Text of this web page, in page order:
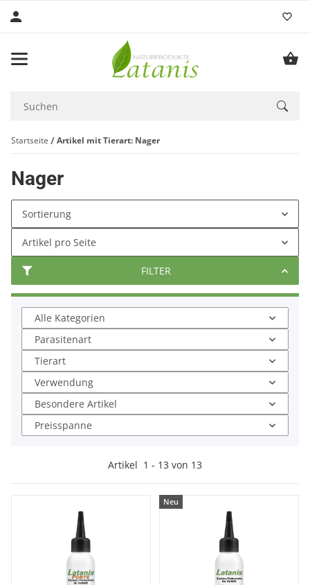
Startseite Artikel mit Tierart: Nager
Nager
FILTER
Sortierung
Artikel pro Seite
Alle Kategorien
Parasitenart
Tierart
Verwendung
Besondere Artikel
Preisspanne
Artikel 1 - 13 von 13
Neu